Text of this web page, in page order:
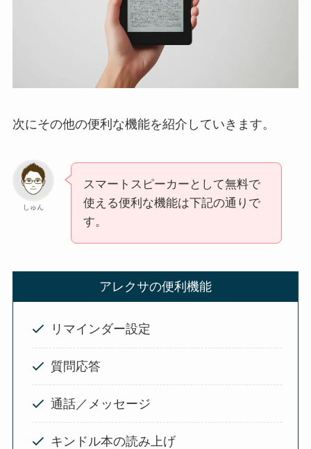
次にその他の便利な機能を紹介していきます。
しゅん
スマートスピーカーとして無料で
使える便利な機能は下記の通りで
す。
アレクサの便利機能
リマインダー設定
質問応答
通話／メッセージ
キンドル本の読み上げ